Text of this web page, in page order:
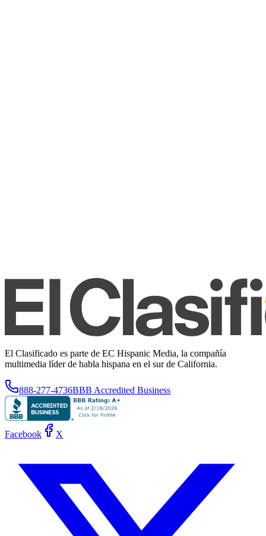
El Clasificado es parte de EC Hispanic Media, la compañía
multimedia líder de habla hispana en el sur de California.
888-277-4736BBB Accredited Business
Facebook X